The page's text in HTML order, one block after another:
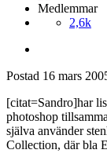
Medlemmar
2,6k
Postad 16 mars
[citat=Sandro]har
photoshop
själva använder
Collection, där bla